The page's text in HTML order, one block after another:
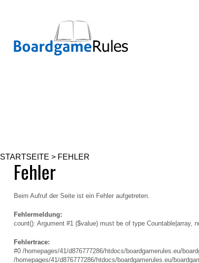
STARTSEITE > FEHLER
Fehler
Beim Aufruf der Seite ist ein Fehler aufgetreten.
Fehlermeldung:
count(): Argument #1 ($value) must be of type Countable|array,
Fehlertrace:
#0 /homepages/41/d876777286/htdocs/boardgamerules.eu/
/homepages/41/d876777286/htdocs/boardgamerules.eu/